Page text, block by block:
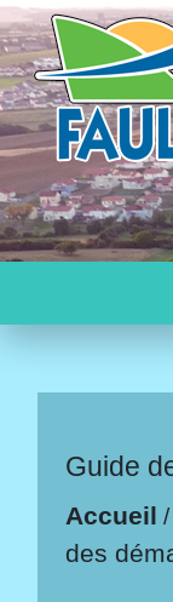
Guide
Accueil /
des